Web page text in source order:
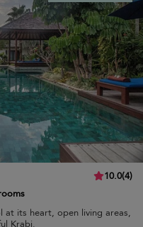
10.0(4)
at its heart, open living areas,
Krabi.